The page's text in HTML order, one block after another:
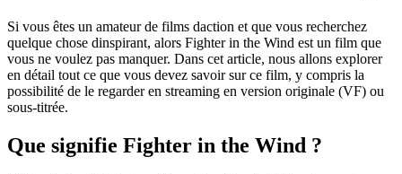
Si vous êtes un amateur de films daction et que vous recherchez
quelque chose dinspirant, alors Fighter in the Wind est un film que
vous ne voulez pas manquer. Dans cet article, nous allons explorer
en détail tout ce que vous devez savoir sur ce film, y compris la
possibilité de le regarder en streaming en version originale (VF) ou
sous-titrée.
Que signifie Fighter in the Wind ?